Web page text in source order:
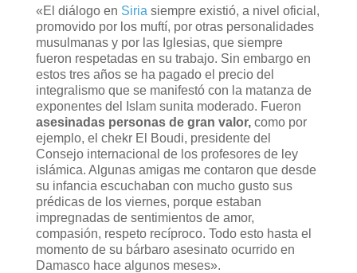
«El diálogo en Siria siempre existió, a nivel oficial,
promovido por los muftí, por otras personalidades
musulmanas y por las Iglesias, que siempre
fueron respetadas en su trabajo. Sin embargo en
estos tres años se ha pagado el precio del
integralismo que se manifestó con la matanza de
exponentes del Islam sunita moderado. Fueron
asesinadas personas de gran valor,como por
ejemplo, el chekr El Boudi, presidente del
Consejo internacional de los profesores de ley
islámica. Algunas amigas me contaron que desde
su infancia escuchaban con mucho gusto sus
prédicas de los viernes, porque estaban
impregnadas de sentimientos de amor,
compasión, respeto recíproco. Todo esto hasta el
momento de su bárbaro asesinato ocurrido en
Damasco hace algunos meses».